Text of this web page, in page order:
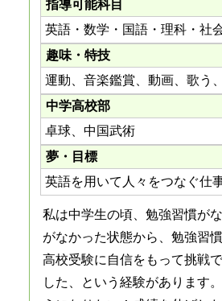
指導可能科目
英語・数学・国語・理科・社
趣味・特技
運動、音楽鑑賞、動画、歌う
中学高校部
卓球、中国武術
夢・目標
英語を用いて人々をつなぐ仕
私は中学生の頃、勉強習慣が
がなかった状態から、勉強習
高校受験に自信をもって挑戦
した、という経験があります